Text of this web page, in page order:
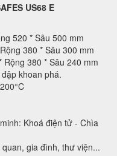
US68 E
520 * Sâu 500 mm
380 * Sâu 300 mm
380 * Sâu 240 mm
khoan phá.
Khoá điện tử - Chìa
gia đình, thư viện...